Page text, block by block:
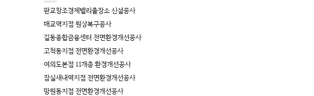
판교창조경제밸리출장소 신설공사
매교역지점 원상복구공사
길동종합금융센터 전면환경개선공사
고척동지점 전면환경개선공사
여의도본점 11개층 환경개선공사
잠실새내역지점 전면환경개선공사
망원동지점 전면환경개선공사